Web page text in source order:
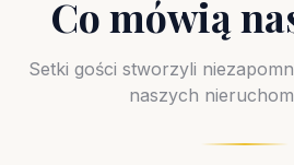
Co mówią
Setki gości stworzyli
naszych